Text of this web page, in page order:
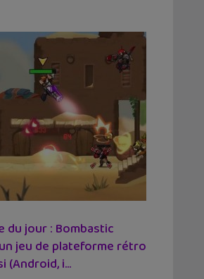
du jour : Bombastic
jeu de plateforme rétro
(Android, i...